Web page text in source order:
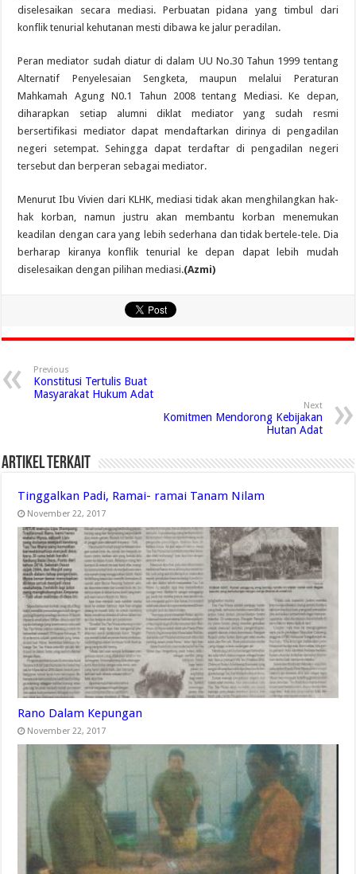
diselesaikan secara mediasi. Perbuatan pidana yang timbul dari
konflik tenurial kehutanan mesti dibawa ke jalur peradilan.
Peran mediator sudah diatur di dalam UU No.30 Tahun 1999 tentang
Alternatif Penyelesaian Sengketa, maupun melalui Peraturan
Mahkamah Agung N0.1 Tahun 2008 tentang Mediasi. Ke depan,
diharapkan setiap alumni diklat mediator yang sudah resmi
bersertifikasi mediator dapat mendaftarkan dirinya di pengadilan
negeri setempat. Sehingga dapat terdaftar di pengadilan negeri
tersebut dan berperan sebagai mediator.
Menurut Ibu Vivien dari KLHK, mediasi tidak akan menghilangkan hak-
hak korban, namun justru akan membantu korban menemukan
keadilan dengan cara yang lebih sederhana dan tidak bertele-tele. Dia
berharap kiranya konflik tenurial ke depan dapat lebih mudah
diselesaikan dengan pilihan mediasi.(Azmi)
Previous
Konstitusi Tertulis Buat
Masyarakat Hukum Adat
Next
Komitmen Mendorong Kebijakan
Hutan Adat
Artikel Terkait
Tinggalkan Padi, Ramai- ramai Tanam Nilam
November 22, 2017
Rano Dalam Kepungan
November 22, 2017